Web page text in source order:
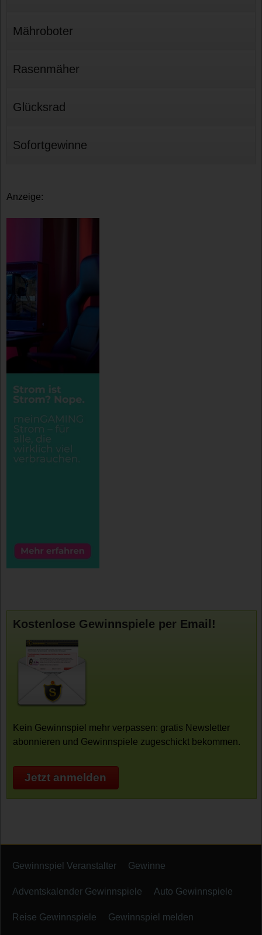
Mähroboter
Rasenmäher
Glücksrad
Sofortgewinne
Anzeige:
Kostenlose Gewinnspiele per Email!
Kein Gewinnspiel mehr verpassen: gratis Newsletter
abonnieren und Gewinnspiele zugeschickt bekommen.
Jetzt anmelden
Gewinnspiel Veranstalter Gewinne
Adventskalender Gewinnspiele Auto Gewinnspiele
Reise Gewinnspiele Gewinnspiel melden